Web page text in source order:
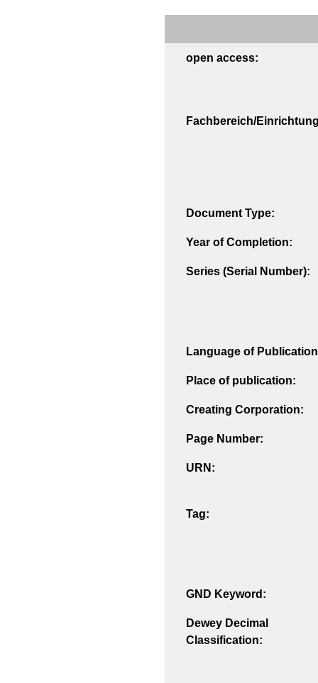
open access:
Fachbereich/
Document Type:
Year of Completion:
Series (Serial Number):
Language of
Place of publication:
Creating Corporation:
Page Number:
URN:
Tag:
GND Keyword:
Dewey Decimal
Classification: